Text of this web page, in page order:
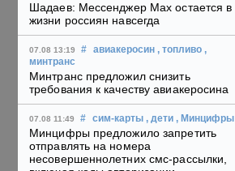
Шадаев: Мессенджер Max остается в
жизни россиян навсегда
07.08 13:19 # авиакеросин , топливо ,
минтранс
Минтранс предложил снизить
требования к качеству авиакеросина
07.08 11:49 # сим-карты , дети , Минцифры
Минцифры предложило запретить
отправлять на номера
несовершеннолетних смс-рассылки,